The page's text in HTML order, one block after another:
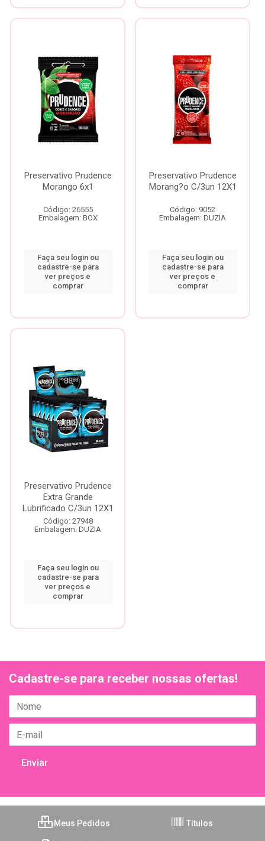
Preservativo Prudence
Morango 6x1
Código: 26555
Embalagem: BOX
Faça seu login ou
cadastre-se para
ver preços e
comprar
Preservativo Prudence
Morang?o C/3un 12X1
Código: 9052
Embalagem: DUZIA
Faça seu login ou
cadastre-se para
ver preços e
comprar
Preservativo Prudence
Extra Grande
Lubrificado C/3un 12X1
Código: 27948
Embalagem: DUZIA
Faça seu login ou
cadastre-se para
ver preços e
comprar
Cadastre-se para receber nossas ofertas!
Meus Pedidos Títulos